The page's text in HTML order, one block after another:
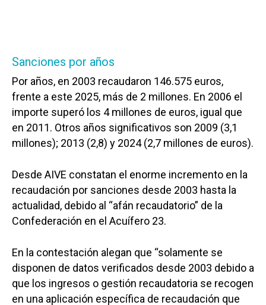
Sanciones por años
Por años, en 2003 recaudaron 146.575 euros,
frente a este 2025, más de 2 millones. En 2006 el
importe superó los 4 millones de euros, igual que
en 2011. Otros años significativos son 2009 (3,1
millones); 2013 (2,8) y 2024 (2,7 millones de euros).
Desde AIVE constatan el enorme incremento en la
recaudación por sanciones desde 2003 hasta la
actualidad, debido al “afán recaudatorio” de la
Confederación en el Acuífero 23.
En la contestación alegan que “solamente se
disponen de datos verificados desde 2003 debido a
que los ingresos o gestión recaudatoria se recogen
en una aplicación específica de recaudación que